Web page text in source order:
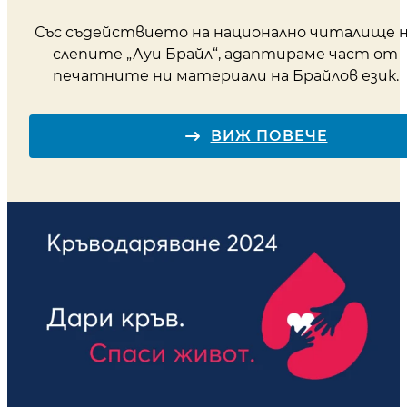
Със съдействието на национално читалище
слепите „Луи Брайл“, адаптираме част от
печатните ни материали на Брайлов език.
ВИЖ ПОВЕЧЕ